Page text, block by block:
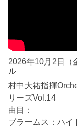
2026年10月2日（
ル
村中大祐指揮
リーズVol.14
曲目：
ブラームス：ハイ